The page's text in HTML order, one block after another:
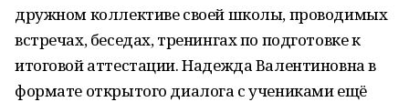
дружном коллективе своей школы, проводимых
встречах, беседах, тренингах по подготовке к
итоговой аттестации. Надежда Валентиновна в
формате открытого диалога с учениками ещё